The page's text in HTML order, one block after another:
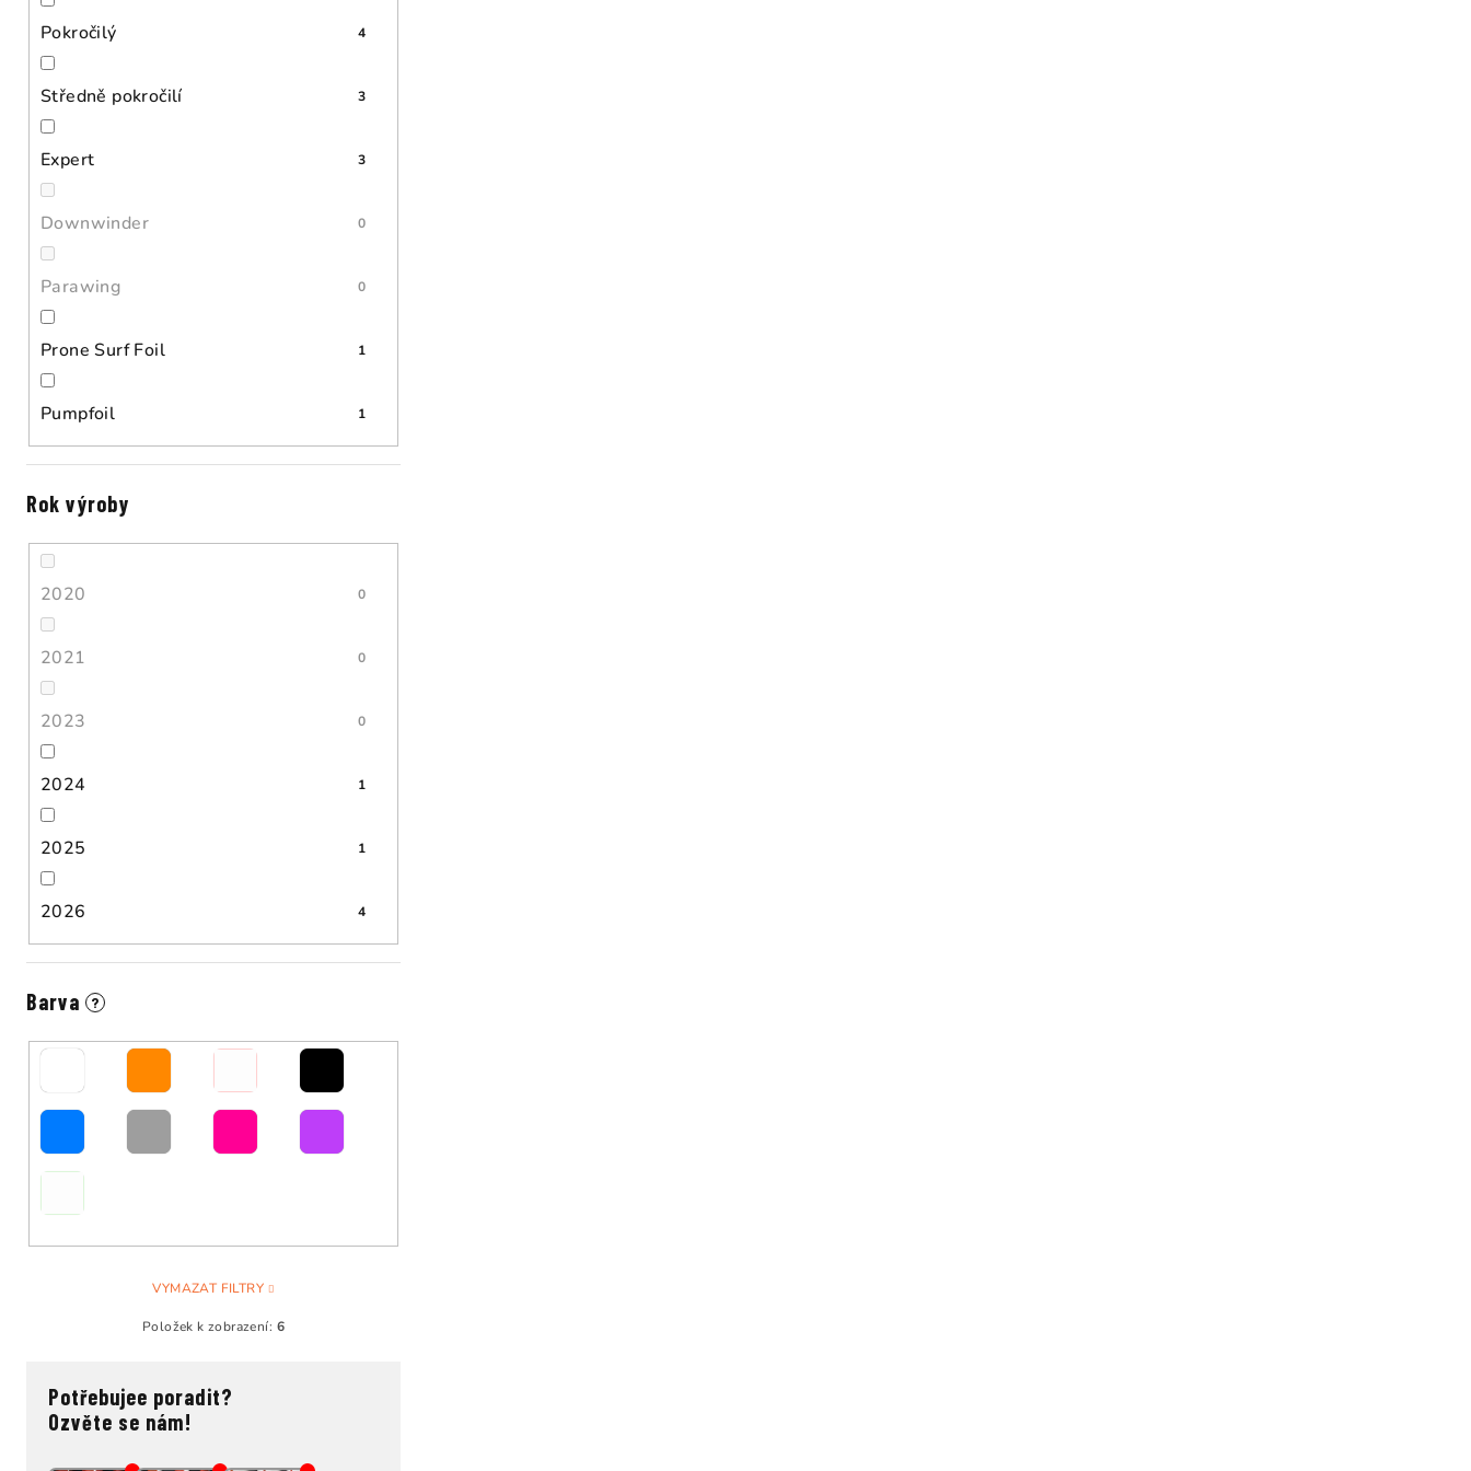
Pokročilý 4
Středně pokročilí 3
Expert 3
Downwinder 0
Parawing 0
Prone Surf Foil 1
Pumpfoil 1
Rok výroby
2020 0
2021 0
2023 0
2024 1
2025 1
2026 4
Barva ?
VYMAZAT FILTRY
Položek k zobrazení: 6
Potřebujee poradit?
Ozvěte se nám!